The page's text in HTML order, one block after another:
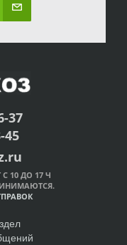
37
45
10 ДО 17 Ч